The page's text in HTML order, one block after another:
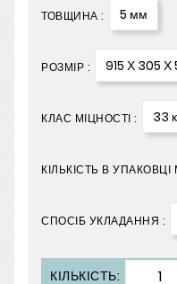
ТОВЩИНА : 5 мм
РОЗМІР : 915 Х 305 Х
КЛАС МІЦНОСТІ : 33
КІЛЬКІСТЬ В УПАКОВЦІ
СПОСІБ УКЛАДАННЯ :
КІЛЬКІСТЬ: